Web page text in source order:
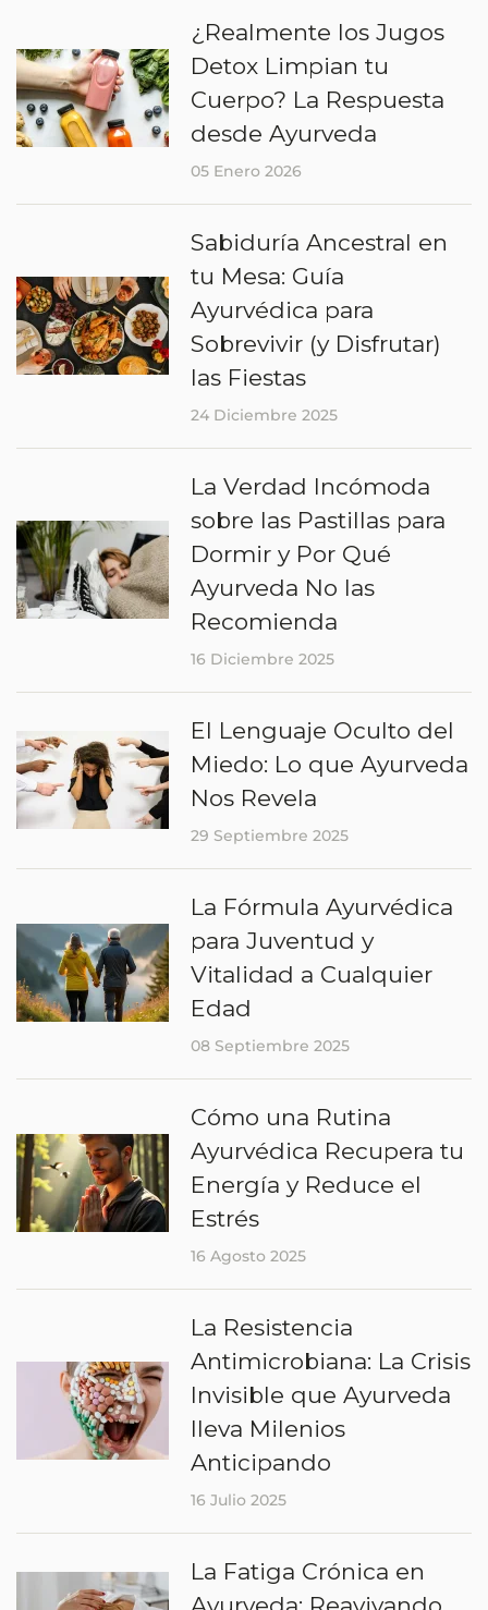
¿Realmente los Jugos
Detox Limpian tu
Cuerpo? La Respuesta
desde Ayurveda
05 Enero 2026
Sabiduría Ancestral en
tu Mesa: Guía
Ayurvédica para
Sobrevivir (y Disfrutar)
las Fiestas
24 Diciembre 2025
La Verdad Incómoda
sobre las Pastillas para
Dormir y Por Qué
Ayurveda No las
Recomienda
16 Diciembre 2025
El Lenguaje Oculto del
Miedo: Lo que Ayurveda
Nos Revela
29 Septiembre 2025
La Fórmula Ayurvédica
para Juventud y
Vitalidad a Cualquier
Edad
08 Septiembre 2025
Cómo una Rutina
Ayurvédica Recupera tu
Energía y Reduce el
Estrés
16 Agosto 2025
La Resistencia
Antimicrobiana: La Crisis
Invisible que Ayurveda
lleva Milenios
Anticipando
16 Julio 2025
La Fatiga Crónica en
Ayurveda: Reavivando